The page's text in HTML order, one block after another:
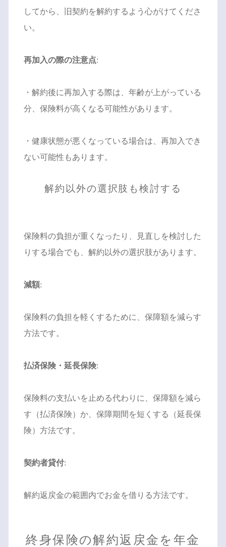
してから、旧契約を解約するよう心がけてくださ
い。
再加入の際の注意点:
・解約後に再加入する際は、年齢が上がっている
分、保険料が高くなる可能性があります。
・健康状態が悪くなっている場合は、再加入でき
ない可能性もあります。
解約以外の選択肢も検討する
保険料の負担が重くなったり、見直しを検討した
りする場合でも、解約以外の選択肢があります。
減額:
保険料の負担を軽くするために、保障額を減らす
方法です。
払済保険・延長保険:
保険料の支払いを止める代わりに、保障額を減ら
す（払済保険）か、保障期間を短くする（延長保
険）方法です。
契約者貸付:
解約返戻金の範囲内でお金を借りる方法です。
終身保険の解約返戻金を年金